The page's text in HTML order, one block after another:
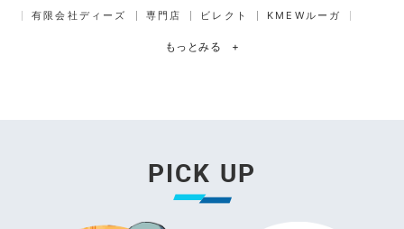
有限会社ディーズ
専門店 ビレクト KMEWルーガ
もっとみる +
PICK UP